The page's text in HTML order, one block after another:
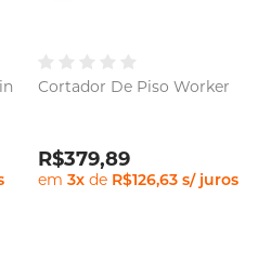
Cortador De Piso Worker
R$379,89
em3x de R$126,63 s/ juros